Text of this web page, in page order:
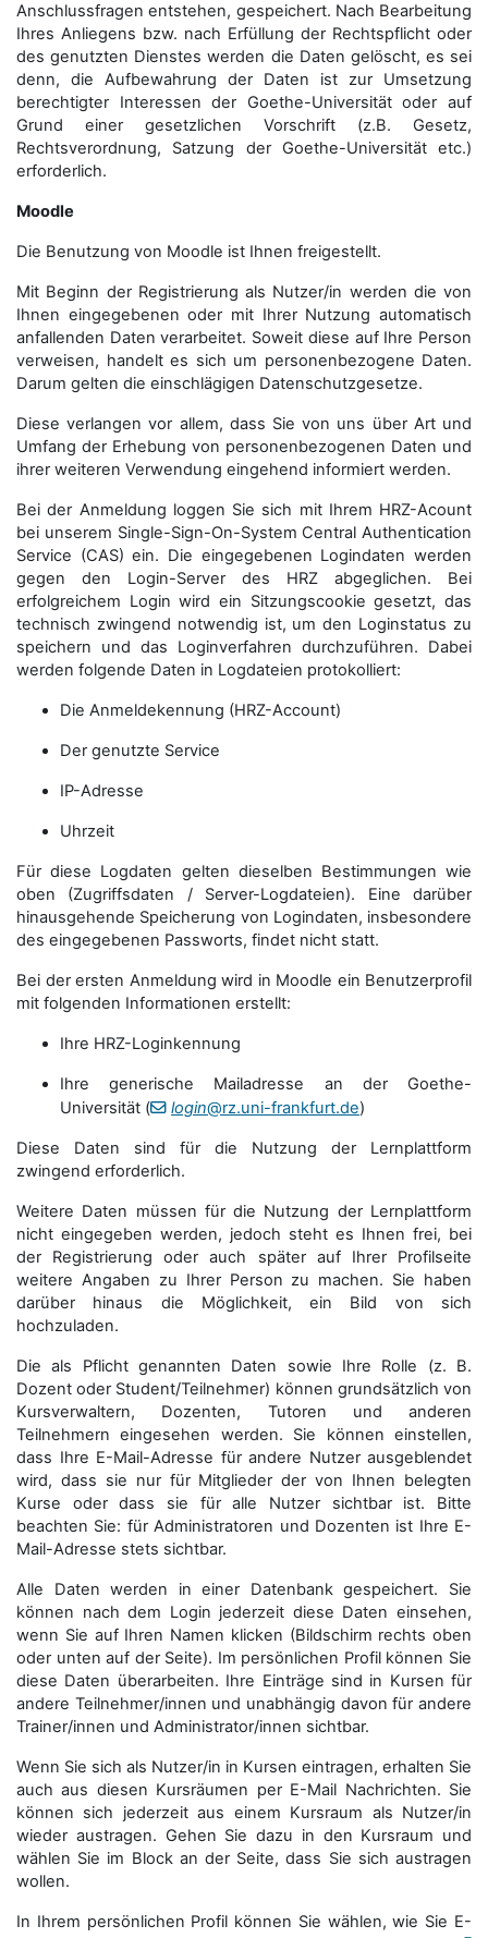
Anschluss­fragen entstehen, gespeichert. Nach Bearbeitung
Ihres Anliegens bzw. nach Erfüllung der Rechtspflicht oder
des genutzten Dienstes werden die Daten gelöscht, es sei
denn, die Aufbewahrung der Daten ist zur Umsetzung
berechtigter Interessen der Goethe-Universität oder auf
Grund einer gesetzlichen Vorschrift (z.B. Gesetz,
Rechtsverordnung, Satzung der Goethe-Universität etc.)
erforderlich.
Moodle
Die Benutzung von Moodle ist Ihnen freigestellt.
Mit Beginn der Registrierung als Nutzer/in werden die von
Ihnen eingegebenen oder mit Ihrer Nutzung automatisch
anfallenden Daten verarbeitet. Soweit diese auf Ihre Person
verweisen, handelt es sich um personenbezogene Daten.
Darum gelten die einschlägigen Datenschutzgesetze.
Diese verlangen vor allem, dass Sie von uns über Art und
Umfang der Erhebung von personenbezogenen Daten und
ihrer weiteren Verwendung eingehend informiert werden.
Bei der Anmeldung loggen Sie sich mit Ihrem HRZ-Acount
bei unserem Single-Sign-On-System Central Authentication
Service (CAS) ein. Die eingegebenen Logindaten werden
gegen den Login-Server des HRZ abgeglichen. Bei
erfolgreichem Login wird ein Sitzungscookie gesetzt, das
technisch zwingend notwendig ist, um den Loginstatus zu
speichern und das Loginverfahren durchzuführen. Dabei
werden folgende Daten in Logdateien protokolliert:
Die Anmeldekennung (HRZ-Account)
Der genutzte Service
IP-Adresse
Uhrzeit
Für diese Logdaten gelten dieselben Bestimmungen wie
oben (Zugriffsdaten / Server-Logdateien). Eine darüber
hinausgehende Speicherung von Logindaten, insbesondere
des eingegebenen Passworts, findet nicht statt.
Bei der ersten Anmeldung wird in Moodle ein Benutzerprofil
mit folgenden Informationen erstellt:
Ihre HRZ-Loginkennung
Ihre generische Mailadresse an der Goethe-
Universität (
login@rz.uni-frankfurt.de)
Diese Daten sind für die Nutzung der Lernplattform
zwingend erforderlich.
Weitere Daten müssen für die Nutzung der Lernplattform
nicht eingegeben werden, jedoch steht es Ihnen frei, bei
der Registrierung oder auch später auf Ihrer Profilseite
weitere Angaben zu Ihrer Person zu machen. Sie haben
darüber hinaus die Möglichkeit, ein Bild von sich
hochzuladen.
Die als Pflicht genannten Daten sowie Ihre Rolle (z. B.
Dozent oder Student/Teilnehmer) können grundsätzlich von
Kursverwaltern, Dozenten, Tutoren und anderen
Teilnehmern eingesehen werden. Sie können einstellen,
dass Ihre E-Mail-Adresse für andere Nutzer ausgeblendet
wird, dass sie nur für Mitglieder der von Ihnen belegten
Kurse oder dass sie für alle Nutzer sichtbar ist. Bitte
beachten Sie: für Administratoren und Dozenten ist Ihre E-
Mail-Adresse stets sichtbar.
Alle Daten werden in einer Datenbank gespeichert. Sie
können nach dem Login jederzeit diese Daten einsehen,
wenn Sie auf Ihren Namen klicken (Bildschirm rechts oben
oder unten auf der Seite). Im persönlichen Profil können Sie
diese Daten überarbeiten. Ihre Einträge sind in Kursen für
andere Teilnehmer/innen und unabhängig davon für andere
Trainer/innen und Administrator/innen sichtbar.
Wenn Sie sich als Nutzer/in in Kursen eintragen, erhalten Sie
auch aus diesen Kursräumen per E-Mail Nachrichten. Sie
können sich jederzeit aus einem Kursraum als Nutzer/in
wieder austragen. Gehen Sie dazu in den Kursraum und
wählen Sie im Block an der Seite, dass Sie sich austragen
wollen.
In Ihrem persönlichen Profil können Sie wählen, wie Sie E-